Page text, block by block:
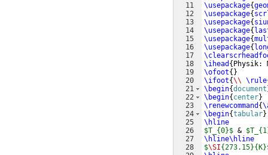
11
12
13
14
15
16
17
18
19
20
21
22
23
24
25
26
27
28
\usepackage{
\usepackage{
\usepackage{
\usepackage{
\usepackage{
\usepackage{
\ihead { Physik:
\ofoot{ }
\ifoot{\\ \rule
\begin{document
\begin{ center}
\renewcommand {
\begin{tabular}
\hline
$T_{0}$ &
\hline\hline
$\SI